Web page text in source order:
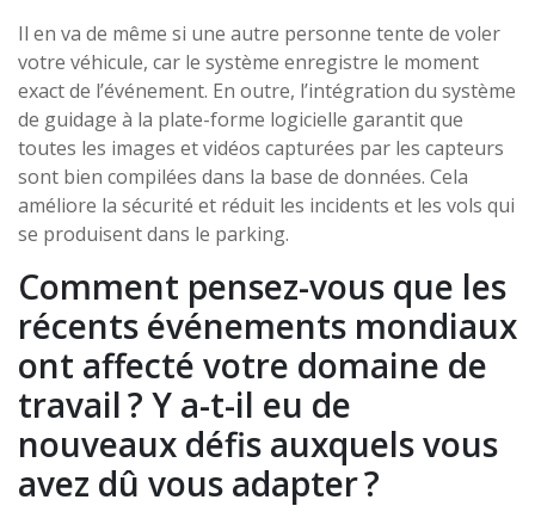
Il en va de même si une autre personne tente de voler
votre véhicule, car le système enregistre le moment
exact de l’événement. En outre, l’intégration du système
de guidage à la plate-forme logicielle garantit que
toutes les images et vidéos capturées par les capteurs
sont bien compilées dans la base de données. Cela
améliore la sécurité et réduit les incidents et les vols qui
se produisent dans le parking.
Comment pensez-vous que les
récents événements mondiaux
ont affecté votre domaine de
travail ? Y a-t-il eu de
nouveaux défis auxquels vous
avez dû vous adapter ?